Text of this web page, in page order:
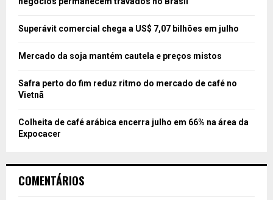
Superávit comercial chega a US$ 7,07 bilhões em julho
Mercado da soja mantém cautela e preços mistos
Safra perto do fim reduz ritmo do mercado de café no
Vietnã
Colheita de café arábica encerra julho em 66% na área da
Expocacer
COMENTÁRIOS